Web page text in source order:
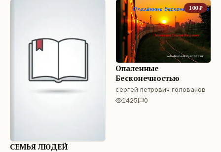
СЕМЬЯ ЛЮДЕЙ
100₽
Опаленные
Бесконечностью
сергей петрович голованов
1425
0